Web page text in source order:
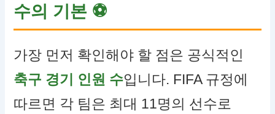
수의 기본 ⚽
가장 먼저 확인해야 할 점은 공식적인
축구 경기 인원 수입니다. FIFA 규정에
따르면 각 팀은 최대 11명의 선수로